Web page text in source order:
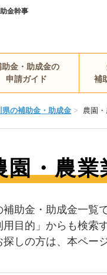
金幹事
助金・助成金の
申請ガイド
補
県の補助金・助成金 > 農園
園・農業
助金・助成金一覧
目的」からも検索
しの方は、本ペー